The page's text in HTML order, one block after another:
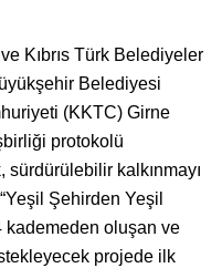
Kıbrıs Türk Belediyeler
Belediyesi
(KKTC) Girne
protokolü
kalkınmayı
Şehirden Yeşil
kademeden oluşan ve
projede ilk